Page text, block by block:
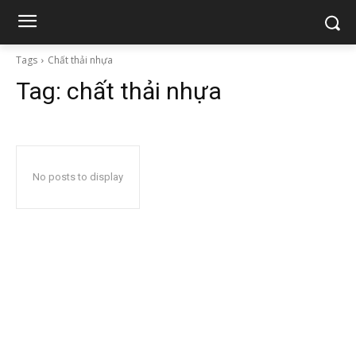
Tags Chất thải nhựa
Tag: chất thải nhựa
No posts to display